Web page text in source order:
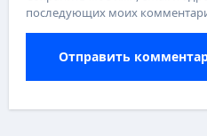
последующих моих